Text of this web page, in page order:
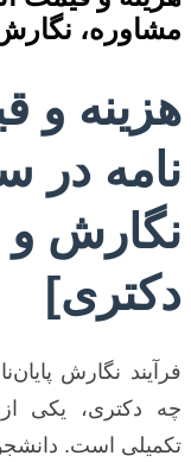
مشاوره،
هزینه و
نامه در
نگارش و
دکتری]
فرآیند نگارش
چه دکتری، یکی از
تکمیلی است.